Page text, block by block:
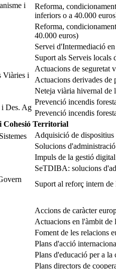
i
Reforma,
inferiors o a 40.000
Reforma,
40.000 euros)
Servei d'Intermediació
Suport als Serveis locals
Viàries i
Actuacions de seguretat
Actuacions derivades de
Neteja viària hivernal de
Des. Ag
Prevenció incendis
Prevenció incendis
Cohesió Territorial
Adquisició de dispositius
Solucions
Impuls de la gestió
SeTDIBA: solucions
Suport al reforç intern de
Accions de caràcter
Actuacions en l'àmbit de
Foment de les relacions
Plans d'acció
Plans d'educació per a
Plans directors de